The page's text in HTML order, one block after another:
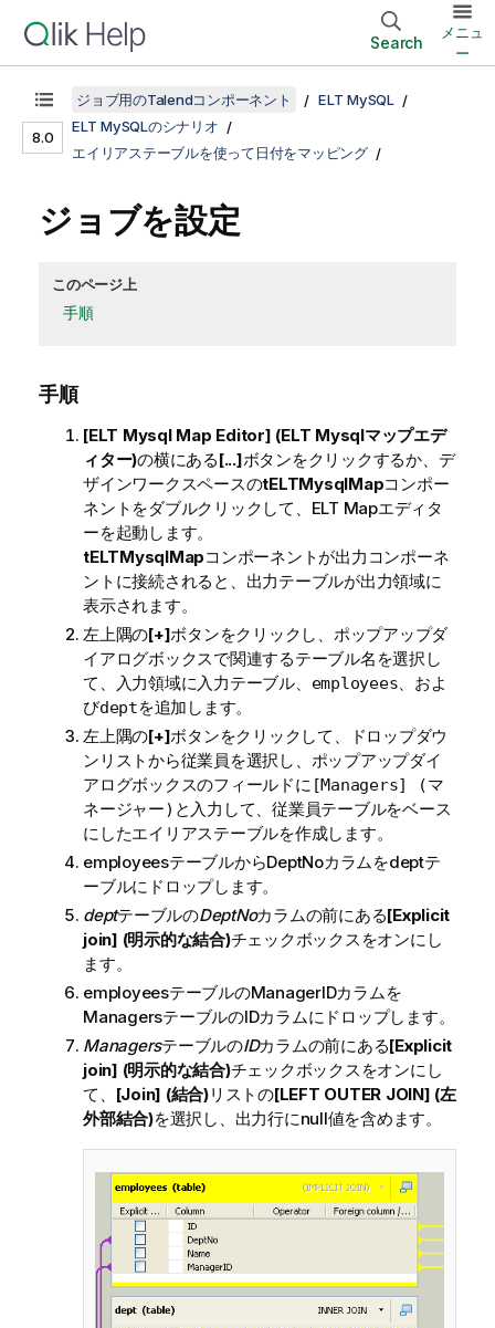
Search
メニュ
ー
8.0
ジョブ用のTalendコンポーネント
ELT MySQL
ELT MySQLのシナリオ
エイリアステーブルを使って日付をマッピング
ジョブを設定
このページ上
手順
手順
[ELT Mysql Map Editor] (ELT Mysqlマップエデ
ィター)の横にある[...]ボタンをクリックするか、デ
ザインワークスペースのtELTMysqlMapコンポー
ネントをダブルクリックして、ELT Mapエディタ
ーを起動します。
tELTMysqlMapコンポーネントが出力コンポーネ
ントに接続されると、出力テーブルが出力領域に
表示されます。
左上隅の[+]ボタンをクリックし、ポップアップダ
イアログボックスで関連するテーブル名を選択し
て、入力領域に入力テーブル、
employees、およ
びdeptを追加します。
左上隅の[+]ボタンをクリックして、ドロップダウ
ンリストから従業員 を選択し、ポップアップダイ
アログボックスのフィールドに [Managers] (マ
ネージャー) と入力して、 従業員テーブルをベース
にしたエイリアステーブルを作成します。
employeesテーブルからDeptNoカラムをdeptテ
ーブルにドロップします。
deptテーブルのDeptNoカラムの前にある[Explicit
join] (明示的な結合)チェックボックスをオンにし
ます。
employeesテーブルのManagerIDカラムを
ManagersテーブルのIDカラムにドロップします。
ManagersテーブルのIDカラムの前にある[Explicit
join] (明示的な結合)チェックボックスをオンにし
て、 [Join] (結合)リストの[LEFT OUTER JOIN] (左
外部結合)を選択し、出力行にnull値を含めます。